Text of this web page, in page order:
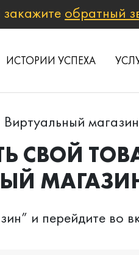
закажите обратный
ИСТОРИИ УСПЕХА
СВОЙ
и перейдите во